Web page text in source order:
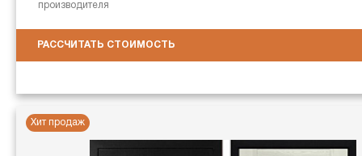
производителя
РАССЧИТАТЬ СТОИМОСТЬ
Хит продаж